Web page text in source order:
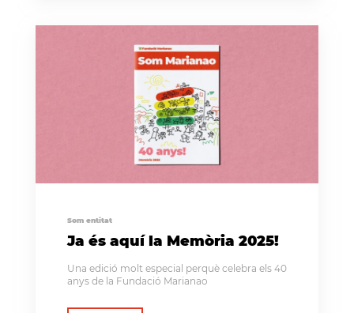
Som entitat
Ja és aquí la Memòria 2025!
Una edició molt especial perquè celebra els 40
anys de la Fundació Marianao